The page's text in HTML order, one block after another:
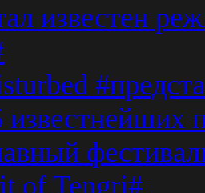
известен
известнейших
of Tengri#